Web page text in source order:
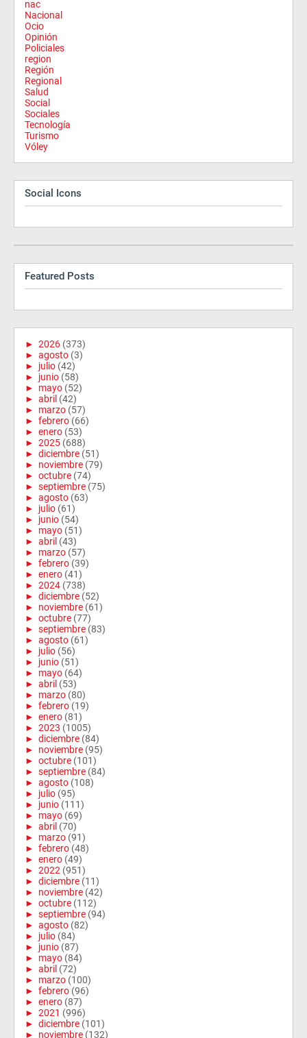
nac
Nacional
Ocio
Opinión
Policiales
region
Región
Regional
Salud
Social
Sociales
Tecnología
Turismo
Vóley
Social Icons
Featured Posts
► 2026 (373)
► agosto (3)
► julio (42)
► junio (58)
► mayo (52)
► abril (42)
► marzo (57)
► febrero (66)
► enero (53)
► 2025 (688)
► diciembre (51)
► noviembre (79)
► octubre (74)
► septiembre (75)
► agosto (63)
► julio (61)
► junio (54)
► mayo (51)
► abril (43)
► marzo (57)
► febrero (39)
► enero (41)
► 2024 (738)
► diciembre (52)
► noviembre (61)
► octubre (77)
► septiembre (83)
► agosto (61)
► julio (56)
► junio (51)
► mayo (64)
► abril (53)
► marzo (80)
► febrero (19)
► enero (81)
► 2023 (1005)
► diciembre (84)
► noviembre (95)
► octubre (101)
► septiembre (84)
► agosto (108)
► julio (95)
► junio (111)
► mayo (69)
► abril (70)
► marzo (91)
► febrero (48)
► enero (49)
► 2022 (951)
► diciembre (11)
► noviembre (42)
► octubre (112)
► septiembre (94)
► agosto (82)
► julio (84)
► junio (87)
► mayo (84)
► abril (72)
► marzo (100)
► febrero (96)
► enero (87)
► 2021 (996)
► diciembre (101)
► noviembre (132)